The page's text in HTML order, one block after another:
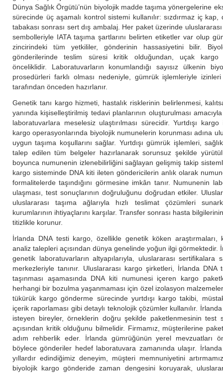
Dünya Sağlık Örgütü’nün biyolojik madde taşıma yönergelerine
sürecinde üç aşamalı kontrol sistemi kullanılır: sızdırmaz iç
tabakası sonrası sert dış ambalaj. Her paket üzerinde
sembolleriyle IATA taşıma şartlarını belirten etiketler var olup
zincirindeki tüm yetkililer, gönderinin hassasiyetini bilir.
gönderilerinde teslim süresi kritik olduğundan, uçak kargo
önceliklidir. Laboratuvarların konumlandığı sayısız ülkenin
prosedürleri farklı olması nedeniyle, gümrük işlemleriyle
tarafından önceden hazırlanır.
Genetik tanı kargo hizmeti, hastalık risklerinin belirlenmesi,
yanında kişiselleştirilmiş tedavi planlarının oluşturulması
laboratuvarlara meselesiz ulaştırılması sürecidir. Yurtdışı
kargo operasyonlarında biyolojik numunelerin korunması adına
uygun taşıma koşullarını sağlar. Yurtdışı gümrük işlemleri,
talep edilen tüm belgeler hazırlanarak sorunsuz şekilde
boyunca numunenin izlenebilirliğini sağlayan gelişmiş takip
kargo sisteminde DNA kiti ileten göndericilerin anlık olarak
formalitelerde taşındığını görmesine imkân tanır. Numunenin
ulaşması, test sonuçlarının doğruluğunu doğrudan etkiler.
uluslararası taşıma ağlarıyla hızlı teslimat çözümleri
kurumlarının ihtiyaçlarını karşılar. Transfer sonrası hasta
titizlikle korunur.
İrlanda DNA testi kargo, özellikle genetik köken araştırmaları,
analiz talepleri açısından dünya genelinde yoğun ilgi görmektedir.
genetik laboratuvarların altyapılarıyla, uluslararası sertifikalara
merkezleriyle tanınır. Uluslararası kargo şirketleri, İrlanda DNA
taşınması aşamasında DNA kiti numunesi içeren kargo
herhangi bir bozulma yaşanmaması için özel izolasyon
tükürük kargo gönderme sürecinde yurtdışı kargo takibi,
içerik raporlaması gibi detaylı teknolojik çözümler kullanılır.
isteyen bireyler, örneklerin doğru şekilde paketlenmesinin test
açısından kritik olduğunu bilmelidir. Firmamız, müşterilerine
adım rehberlik eder. İrlanda gümrüğünün yerel mevzuatları
böylece gönderiler hedef laboratuvara zamanında ulaşır.
yıllardır edindiğimiz deneyim, müşteri memnuniyetini
biyolojik kargo gönderide zaman dengesini koruyarak,